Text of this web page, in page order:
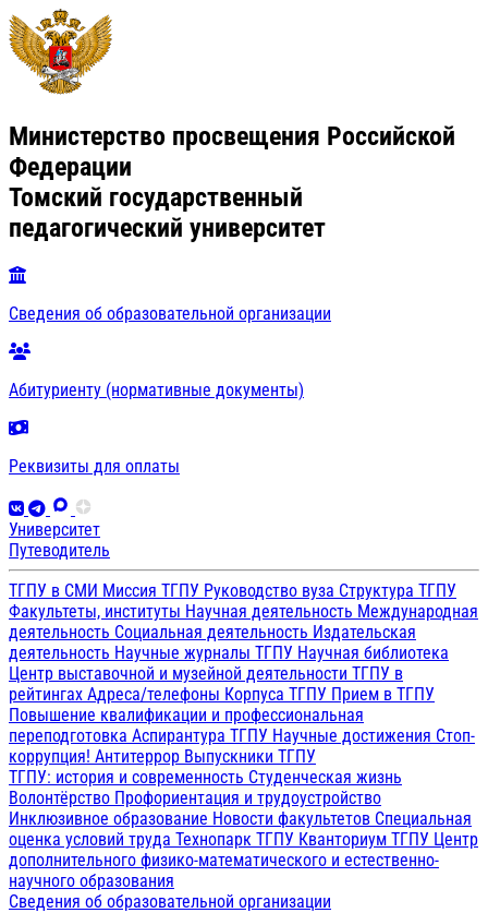
Министерство просвещения Российской
Федерации
Томский государственный
педагогический университет
Сведения об образовательной организации
Абитуриенту (нормативные документы)
Реквизиты для оплаты
Университет
Путеводитель
ТГПУ в СМИ Миссия ТГПУ Руководство вуза Структура ТГПУ
Факультеты, институты Научная деятельность Международная
деятельность Социальная деятельность Издательская
деятельность Научные журналы ТГПУ Научная библиотека
Центр выставочной и музейной деятельности ТГПУ в
рейтингах Адреса/телефоны Корпуса ТГПУ Прием в ТГПУ
Повышение квалификации и профессиональная
переподготовка Аспирантура ТГПУ Научные достижения Стоп-
коррупция! Антитеррор Выпускники ТГПУ
ТГПУ: история и современность Студенческая жизнь
Волонтёрство Профориентация и трудоустройство
Инклюзивное образование Новости факультетов Специальная
оценка условий труда Технопарк ТГПУ Кванториум ТГПУ Центр
дополнительного физико-математического и естественно-
научного образования
Сведения об образовательной организации